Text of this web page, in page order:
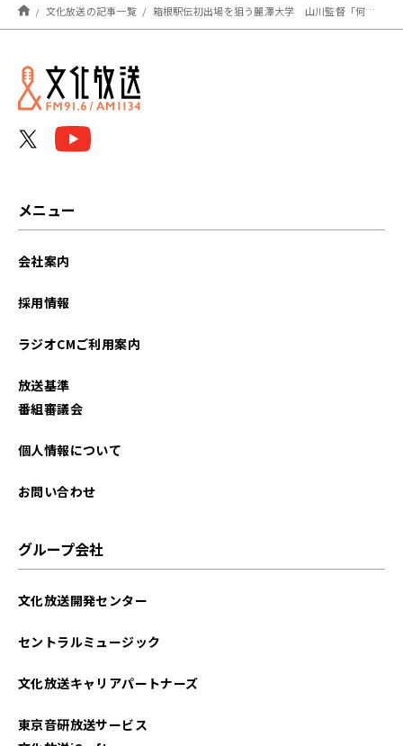
文化放送の記事一覧 箱根駅伝初出場を狙う麗澤大学 山川監督「何とか今年のチームが決めてくれると思っている」～箱根駅伝への道～
メニュー
会社案内
採用情報
ラジオCMご利用案内
放送基準
番組審議会
個人情報について
お問い合わせ
グループ会社
文化放送開発センター
セントラルミュージック
文化放送キャリアパートナーズ
東京音研放送サービス